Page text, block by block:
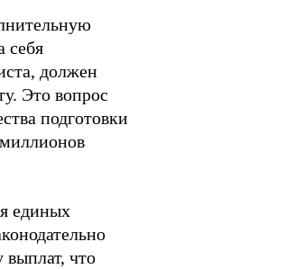
себя
должен
Это вопрос
подготовки
единых
выплат, что